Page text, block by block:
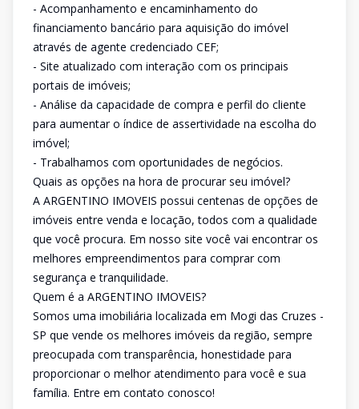
- Acompanhamento e encaminhamento do
financiamento bancário para aquisição do imóvel
através de agente credenciado CEF;
- Site atualizado com interação com os principais
portais de imóveis;
- Análise da capacidade de compra e perfil do cliente
para aumentar o índice de assertividade na escolha do
imóvel;
- Trabalhamos com oportunidades de negócios.
Quais as opções na hora de procurar seu imóvel?
A ARGENTINO IMOVEIS possui centenas de opções de
imóveis entre venda e locação, todos com a qualidade
que você procura. Em nosso site você vai encontrar os
melhores empreendimentos para comprar com
segurança e tranquilidade.
Quem é a ARGENTINO IMOVEIS?
Somos uma imobiliária localizada em Mogi das Cruzes -
SP que vende os melhores imóveis da região, sempre
preocupada com transparência, honestidade para
proporcionar o melhor atendimento para você e sua
família. Entre em contato conosco!